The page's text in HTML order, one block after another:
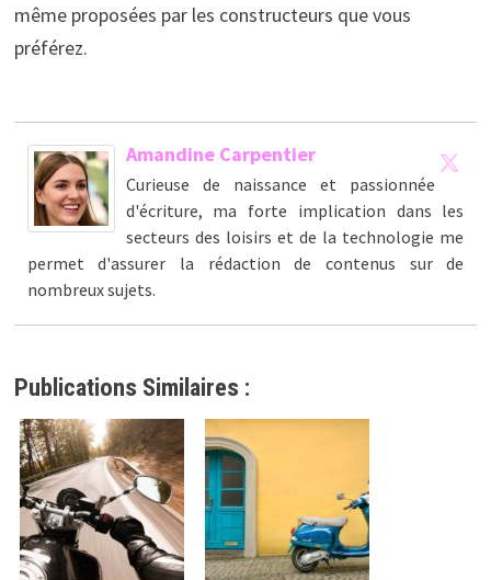
même proposées par les constructeurs que vous
préférez.
Amandine Carpentier
Curieuse de naissance et passionnée
d'écriture, ma forte implication dans les
secteurs des loisirs et de la technologie me
permet d'assurer la rédaction de contenus sur de
nombreux sujets.
Publications Similaires :